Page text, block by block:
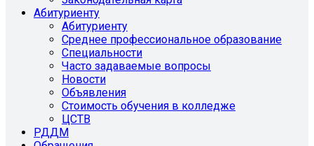
Абитуриенту
Абитуриенту
Среднее профессиональное образование
Специальности
Часто задаваемые вопросы
Новости
Объявления
Стоимость обучения в колледже
ЦСТВ
РДДМ